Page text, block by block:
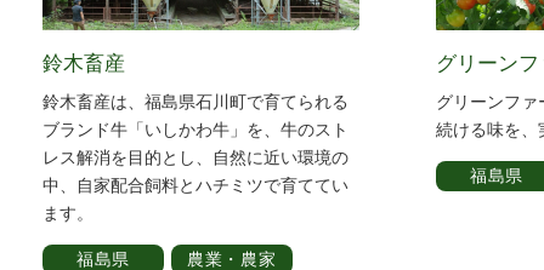
鈴木畜産
鈴木畜産は、福島県石川町で育てられる
ブランド牛「いしかわ牛」を、牛のスト
レス解消を目的とし、自然に近い環境の
中、自家配合飼料とハチミツで育ててい
ます。
福島県 農業・農家
グリーン
グリーンフ
続ける味を、
福島県